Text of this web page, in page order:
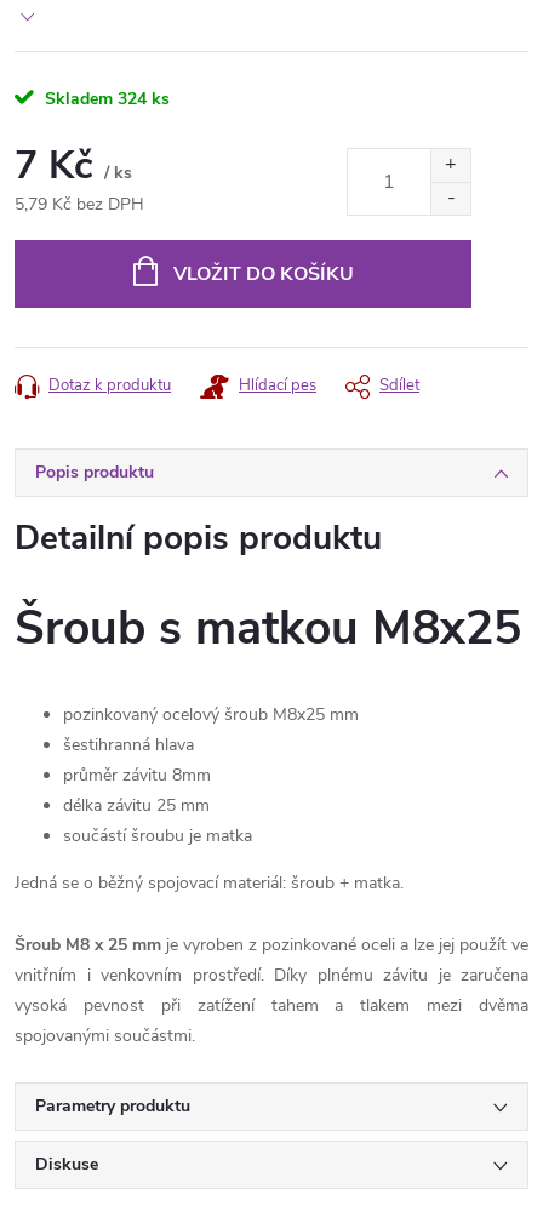
Skladem 324 ks
7 Kč / ks
5,79 Kč bez DPH
VLOŽIT DO KOŠÍKU
Dotaz k produktu Hlídací pes Sdílet
Popis produktu
Detailní popis produktu
Šroub s matkou M8x25
pozinkovaný ocelový šroub M8x25 mm
šestihranná hlava
průměr závitu 8mm
délka závitu 25 mm
součástí šroubu je matka
Jedná se o běžný spojovací materiál: šroub + matka.
Šroub M8 x 25 mm je vyroben z pozinkované oceli a lze jej použít ve
vnitřním i venkovním prostředí. Díky plnému závitu je zaručena
vysoká pevnost při zatížení tahem a tlakem mezi dvěma
spojovanými součástmi.
Parametry produktu
Diskuse